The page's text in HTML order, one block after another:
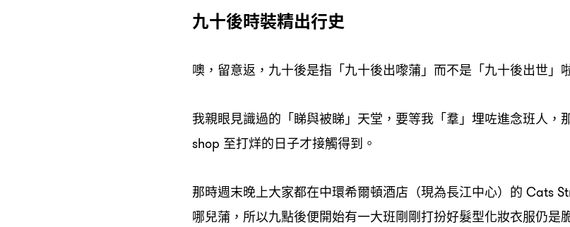
九十後時裝精出行史
噢 ， 留意返 ， 九十後是指「九十後出嚟蒲」而不是「九十後出世」
我親眼見識過的「睇與被睇」天堂 ， 要等我「羣」埋咗進念班人 ，
shop 至打烊的日子才接觸得到。
那時週末晚上大家都在中環希爾頓酒店 （現為長江中心） 的 Cats
哪兒蒲 ， 所以九點後便開始有一大班剛剛打扮好髮型化妝衣服仍是